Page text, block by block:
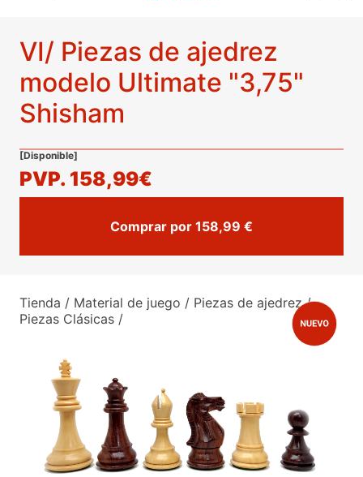
Tienda / Material de juego / Piezas de ajedrez/
Piezas Clásicas /
VI/ Piezas de ajedrez
modelo Ultimate "3,75"
Shisham
[Disponible]
PVP. 158,99€
Comprar por 158,99 €